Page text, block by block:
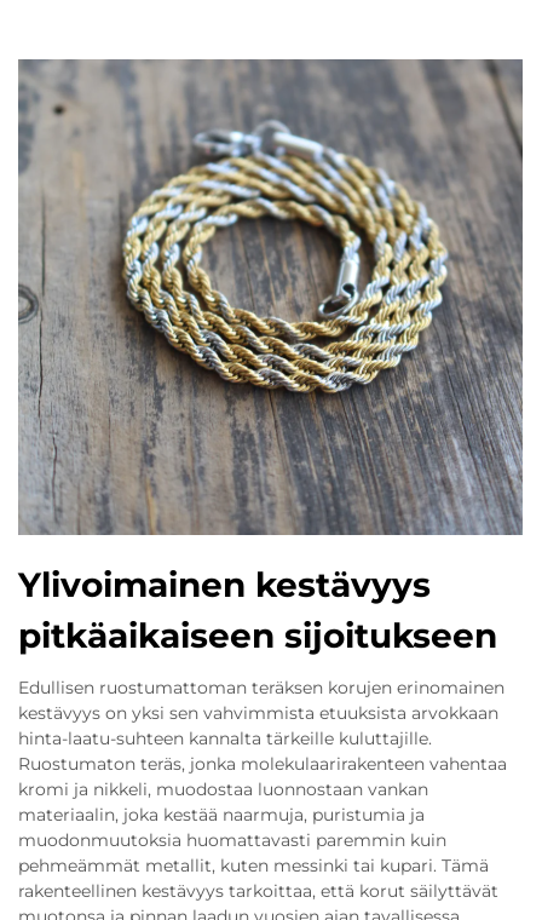
Ylivoimainen kestävyys
pitkäaikaiseen sijoitukseen
Edullisen ruostumattoman teräksen korujen erinomainen
kestävyys on yksi sen vahvimmista etuuksista arvokkaan
hinta-laatu-suhteen kannalta tärkeille kuluttajille.
Ruostumaton teräs, jonka molekulaarirakenteen vahentaa
kromi ja nikkeli, muodostaa luonnostaan vankan
materiaalin, joka kestää naarmuja, puristumia ja
muodonmuutoksia huomattavasti paremmin kuin
pehmeämmät metallit, kuten messinki tai kupari. Tämä
rakenteellinen kestävyys tarkoittaa, että korut säilyttävät